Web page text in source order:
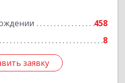
458
8
заявку
Подробнее
заявку